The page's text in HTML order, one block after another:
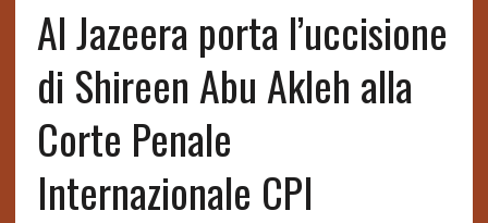
Al Jazeera porta l’uccisione
di Shireen Abu Akleh alla
Corte Penale
Internazionale CPI